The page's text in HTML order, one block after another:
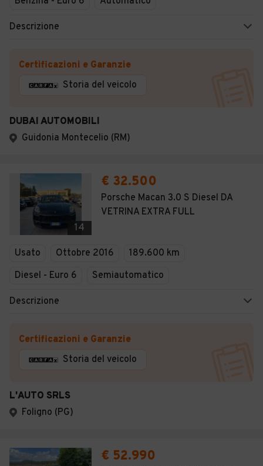
Descrizione
Certificazioni e Garanzie
Storia del veicolo
DUBAI AUTOMOBILI
Guidonia Montecelio (RM)
14
€ 32.500
Porsche Macan 3.0 S Diesel DA
VETRINA EXTRA FULL
Usato Ottobre 2016
189.600 km
Diesel - Euro 6
Semiautomatico
Descrizione
Certificazioni e Garanzie
Storia del veicolo
L'AUTO SRLS
Foligno (PG)
€ 52.990